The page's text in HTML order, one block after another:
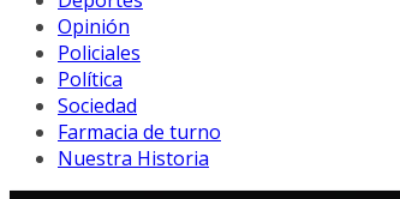
Opinión
Policiales
Política
Sociedad
Farmacia de turno
Nuestra Historia